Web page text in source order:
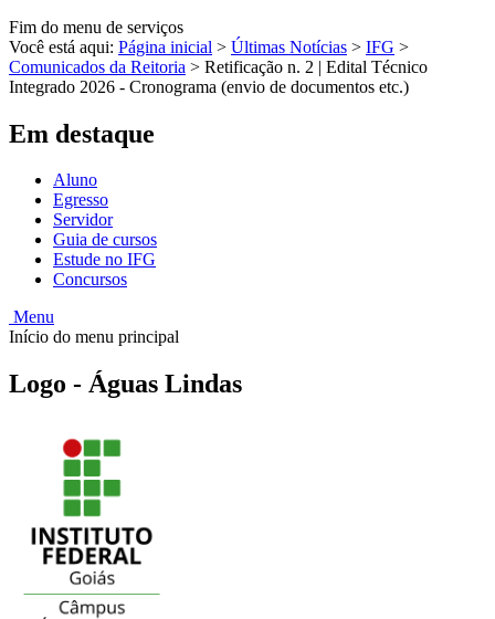
Fim do menu de serviços
Você está aqui: Página inicial > Últimas Notícias > IFG >
Comunicados da Reitoria > Retificação n. 2 | Edital Técnico
Integrado 2026 - Cronograma (envio de documentos etc.)
Em destaque
Aluno
Egresso
Servidor
Guia de cursos
Estude no IFG
Concursos
Menu
Início do menu principal
Logo - Águas Lindas